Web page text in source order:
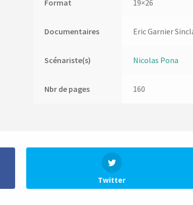
Format 19×26
Documentaires Eric Garnier
Scénariste(s) Nicolas Pona
Nbr de pages 160
Twitter